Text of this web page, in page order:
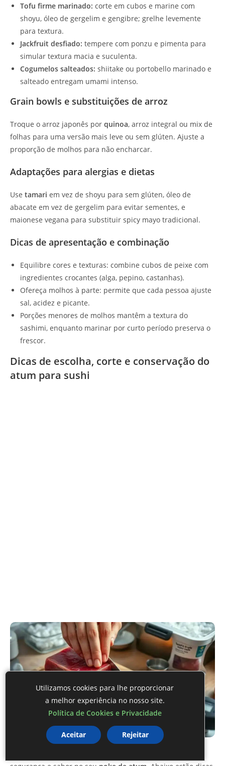
Tofu firme marinado: corte em cubos e marine com
shoyu, óleo de gergelim e gengibre; grelhe levemente
para textura.
Jackfruit desfiado: tempere com ponzu e pimenta para
simular textura macia e suculenta.
Cogumelos salteados: shiitake ou portobello marinado e
salteado entregam umami intenso.
Grain bowls e substituições de arroz
Troque o arroz japonês por quinoa, arroz integral ou mix de
folhas para uma versão mais leve ou sem glúten. Ajuste a
proporção de molhos para não encharcar.
Adaptações para alergias e dietas
Use tamari em vez de shoyu para sem glúten, óleo de
abacate em vez de gergelim para evitar sementes, e
maionese vegana para substituir spicy mayo tradicional.
Dicas de apresentação e combinação
Equilibre cores e texturas: combine cubos de peixe com
ingredientes crocantes (alga, pepino, castanhas).
Ofereça molhos à parte: permite que cada pessoa ajuste
sal, acidez e picante.
Porções menores de molhos mantêm a textura do
sashimi, enquanto marinar por curto período preserva o
frescor.
Dicas de escolha, corte e conservação do
atum para sushi
Utilizamos cookies para lhe proporcionar
a melhor experiência no nosso site.
Política de Cookies e Privacidade
Aceitar Rejeitar